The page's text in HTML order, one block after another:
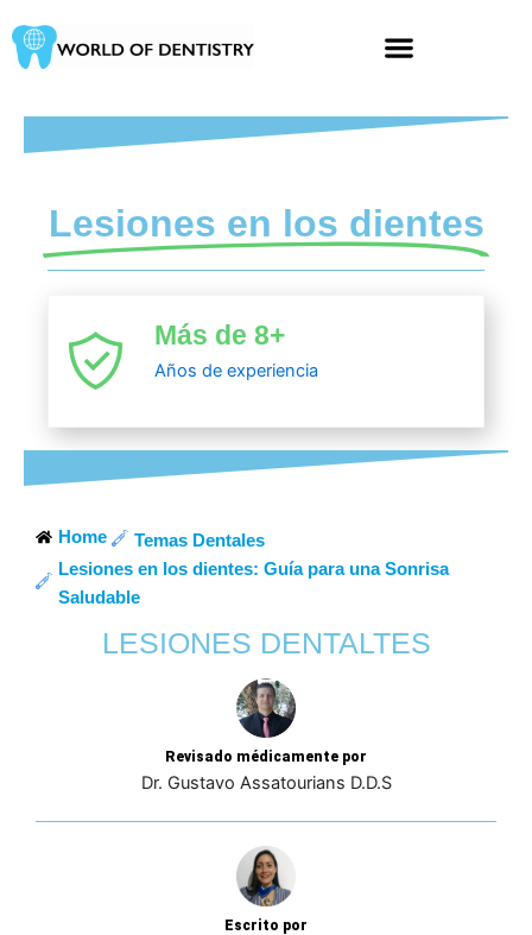
contenido
Lesiones en los dientes
Más de 8+
Años de experiencia
Home
Temas Dentales
Lesiones en los dientes: Guía para una Sonrisa
Saludable
LESIONES DENTALTES
Revisado médicamente por
Dr. Gustavo Assatourians D.D.S
Escrito por